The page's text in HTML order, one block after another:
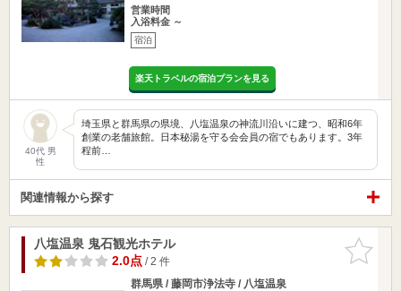
営業時間
入浴料金 ～
宿泊
楽天トラベルの宿泊プランを見る
40代 男
性
埼玉県と群馬県の県境、八塩温泉の神流川沿いに建つ、昭和6年
創業の老舗旅館。日本秘湯を守る会会員の宿でもあります。3年
程前…
関連情報から探す
お気に入
りに追加
八塩温泉 鬼石観光ホテル
2.0点/ 2 件
群馬県 / 藤岡市浄法寺 / 八塩温泉